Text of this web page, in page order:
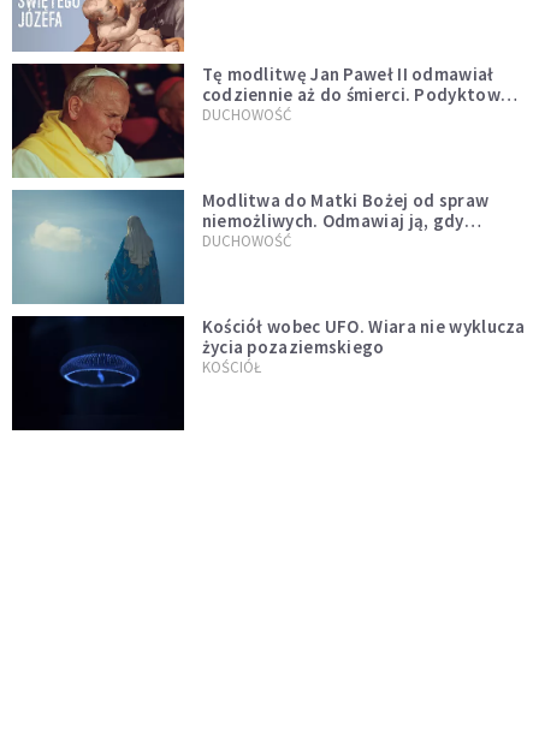
Tę modlitwę Jan Paweł II odmawiał
codziennie aż do śmierci. Podyktował
mu ją ojciec
DUCHOWOŚĆ
Modlitwa do Matki Bożej od spraw
niemożliwych. Odmawiaj ją, gdy
wszystko idzie źle
DUCHOWOŚĆ
Kościół wobec UFO. Wiara nie wyklucza
życia pozaziemskiego
KOŚCIÓŁ